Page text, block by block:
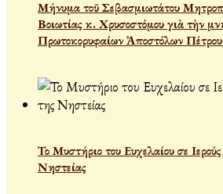
Μήνυμα τοῦ Σεβασμιωτάτου
Βοιωτίας κ. Χρυσοστόμου γιὰ τὴν
Πρωτοκορυφαίων Ἀποστόλων
Το Μυστήριο του Ευχελαίου σε
Νηστείας